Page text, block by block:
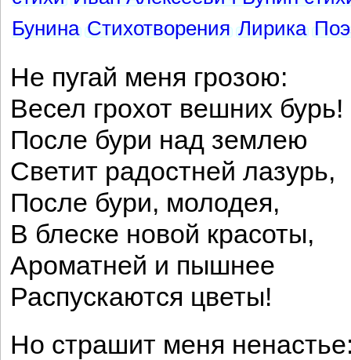
Бунина Стихотворения Лирика
Не пугай меня грозою:
Весел грохот вешних бурь!
После бури над землею
Светит радостней лазурь,
После бури, молодея,
В блеске новой красоты,
Ароматней и пышнее
Распускаются цветы!
Но страшит меня